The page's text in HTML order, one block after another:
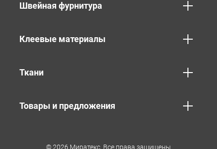
Швейная фурнитура
Клеевые материалы
Ткани
Товары и предложения
© 2026 Миратекс. Все права защищены